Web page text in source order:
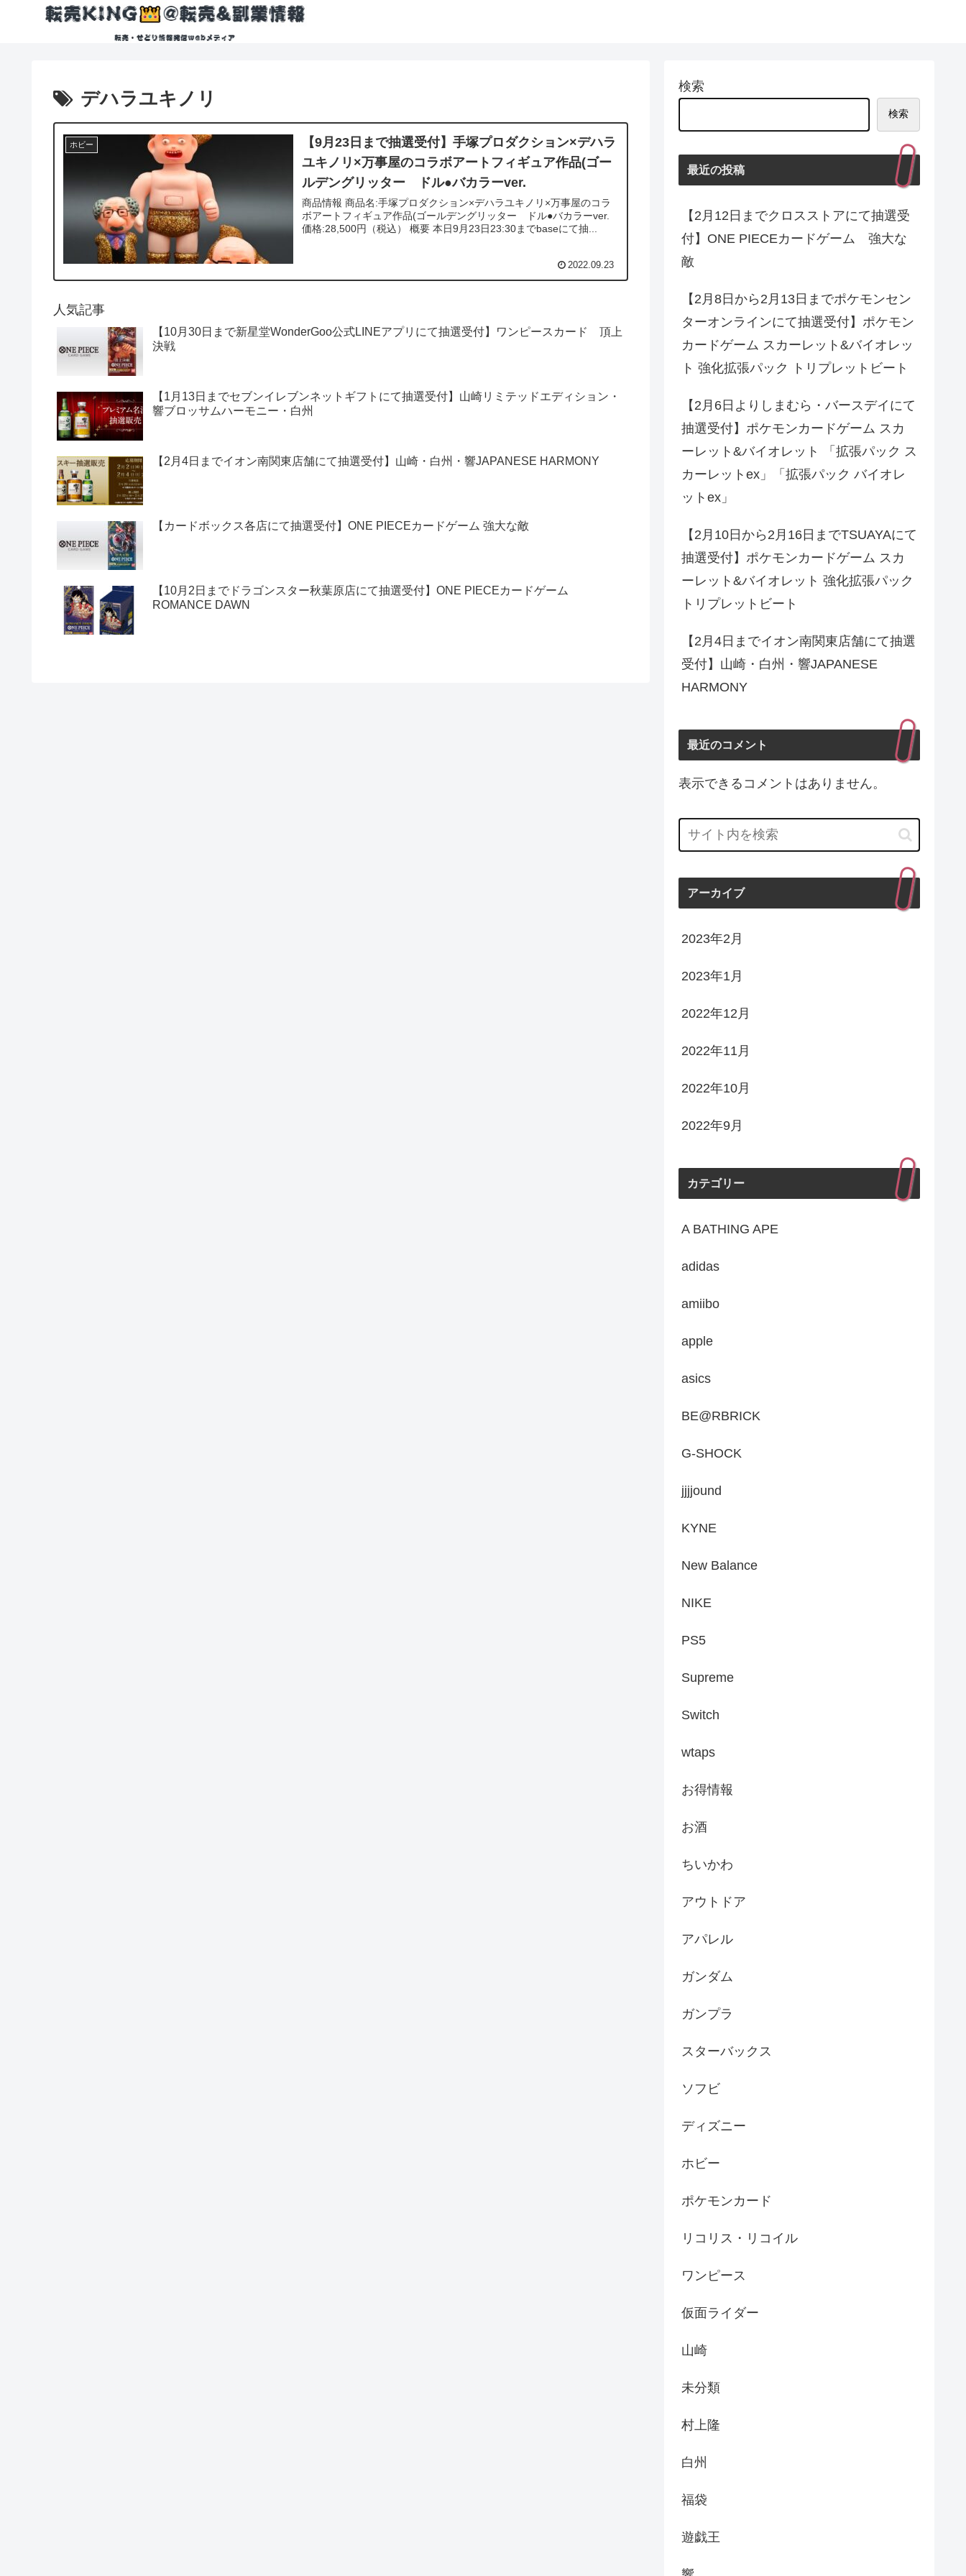
デハラユキノリ
ホビー
【9月23日まで抽選受付】手塚プロダクション×デハラ
ユキノリ×万事屋のコラボアートフィギュア作品(ゴー
ルデングリッター ドル●バカラーver.
商品情報 商品名:手塚プロダクション×デハラユキノリ×万事屋のコラ
ボアートフィギュア作品(ゴールデングリッター ドル●バカラーver.
価格:28,500円（税込） 概要 本日9月23日23:30までbaseにて抽...
2022.09.23
人気記事
【10月30日まで新星堂WonderGoo公式LINEアプリにて抽選受付】ワンピースカード 頂上
決戦
【1月13日までセブンイレブンネットギフトにて抽選受付】山崎リミテッドエディション・
響ブロッサムハーモニー・白州
【2月4日までイオン南関東店舗にて抽選受付】山崎・白州・響JAPANESE HARMONY
【カードボックス各店にて抽選受付】ONE PIECEカードゲーム 強大な敵
【10月2日までドラゴンスター秋葉原店にて抽選受付】ONE PIECEカードゲーム
ROMANCE DAWN
検索
検索
最近の投稿
【2月12日までクロスストアにて抽選受
付】ONE PIECEカードゲーム 強大な
敵
【2月8日から2月13日までポケモンセン
ターオンラインにて抽選受付】ポケモン
カードゲーム スカーレット&バイオレッ
ト 強化拡張パック トリプレットビート
【2月6日よりしまむら・バースデイにて
抽選受付】ポケモンカードゲーム スカ
ーレット&バイオレット 「拡張パック ス
カーレットex」「拡張パック バイオレ
ットex」
【2月10日から2月16日までTSUAYAにて
抽選受付】ポケモンカードゲーム スカ
ーレット&バイオレット 強化拡張パック
トリプレットビート
【2月4日までイオン南関東店舗にて抽選
受付】山崎・白州・響JAPANESE
HARMONY
最近のコメント
表示できるコメントはありません。
アーカイブ
2023年2月
2023年1月
2022年12月
2022年11月
2022年10月
2022年9月
カテゴリー
A BATHING APE
adidas
amiibo
apple
asics
BE@RBRICK
G-SHOCK
jjjjound
KYNE
New Balance
NIKE
PS5
Supreme
Switch
wtaps
お得情報
お酒
ちいかわ
アウトドア
アパレル
ガンダム
ガンプラ
スターバックス
ソフビ
ディズニー
ホビー
ポケモンカード
リコリス・リコイル
ワンピース
仮面ライダー
山崎
未分類
村上隆
白州
福袋
遊戯王